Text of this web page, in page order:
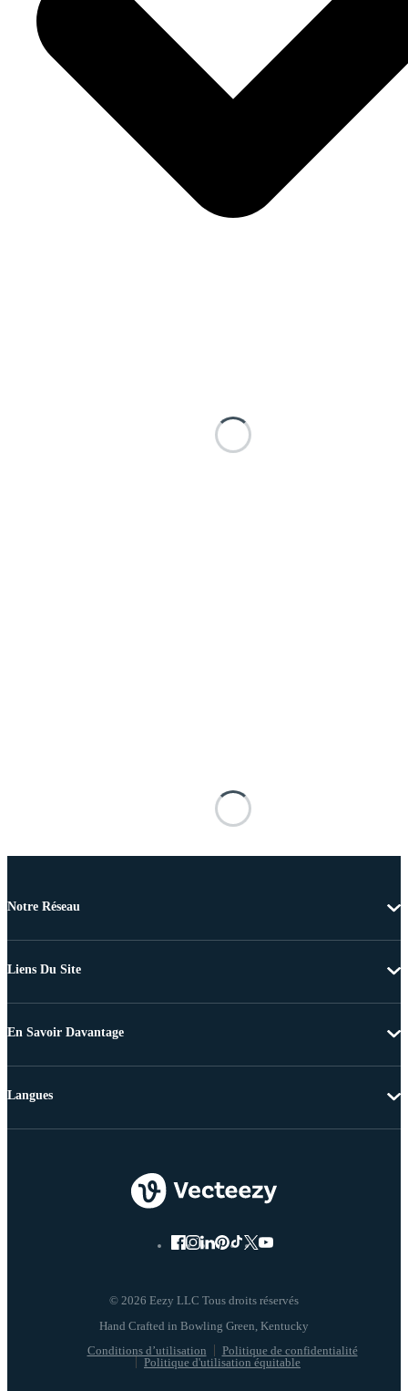
Notre Réseau
Liens Du Site
En Savoir Davantage
© 2026 Eezy LLC Tous droits réservés
Conditions d’utilisation
Politique de confidentialité
Politique d'utilisation équitable
Langues